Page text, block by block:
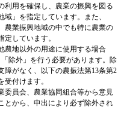
利用を確保し、農業の振興を図る
」を指定しています。また、
農業振興地域の中でも特に農業の
しています。
地以外の用途に使用する場合
除外」を行う必要があります。除
障がなく、以下の農振法第13条第2
付けます。
員会、農業協同組合等から意見
とから、申出により必ず除外され